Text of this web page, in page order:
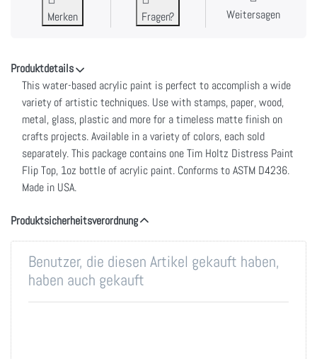
Merken Fragen? Weitersagen
Produktdetails
This water-based acrylic paint is perfect to accomplish a wide
variety of artistic techniques. Use with stamps, paper, wood,
metal, glass, plastic and more for a timeless matte finish on
crafts projects. Available in a variety of colors, each sold
separately. This package contains one Tim Holtz Distress Paint
Flip Top, 1oz bottle of acrylic paint. Conforms to ASTM D4236.
Made in USA.
Produktsicherheitsverordnung
Benutzer, die diesen Artikel gekauft haben,
haben auch gekauft